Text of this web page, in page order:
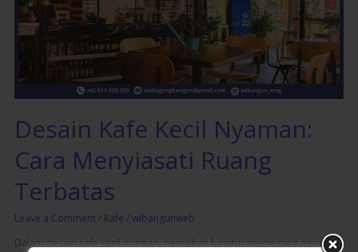
Desain Kafe Kecil Nyaman:
Cara Menyiasati Ruang
Terbatas
Leave a Comment / Kafe /wibangunweb
Dalam desain kafe kecil nyaman, pemilihan furnitur memegang peran
Cara
Menyiasati
Terbatas